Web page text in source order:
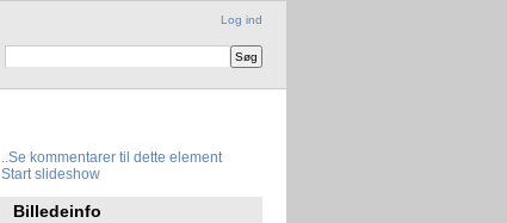
Log ind
Se kommentarer til dette element
Start slideshow
Billedeinfo